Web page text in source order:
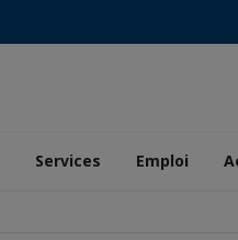
Services Emploi